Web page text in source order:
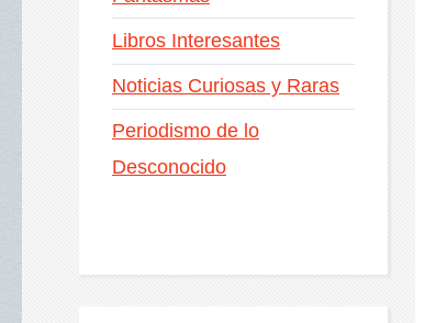
Libros Interesantes
Noticias Curiosas y Raras
Periodismo de lo
Desconocido